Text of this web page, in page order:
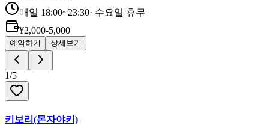
매일 18:00~23:30· 수요일 휴무
¥2,000-5,000
예약하기 상세보기
1/5
키보리(몬자야키)